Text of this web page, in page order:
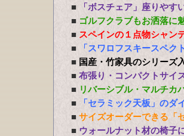
■ 「ボスチェア」座りやす
■ ゴルフクラブもお洒落に
■ スペインの１点物シャン
■
「スワロフスキースペ
■ 国産・竹家具のシリーズ
■ 布張り・コンパクトサイ
■ リバーシブル・マルチカ
■
「セラミック天板」のダ
■ サイズオーダーできる「
■ ウォールナット材の椅子